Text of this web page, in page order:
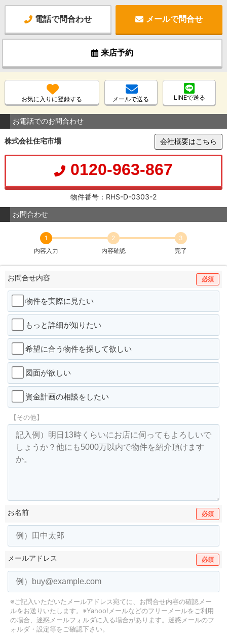
電話で問合わせ メールで問合せ
来店予約
お気に入りに登録する メールで送る LINEで送る
お電話でのお問合わせ
株式会社住宅市場 会社概要はこちら
0120-963-867
物件番号：RHS-D-0303-2
お問合わせ
1
内容入力
2
内容確認
3
完了
お問合せ内容 必須
物件を実際に見たい
もっと詳細が知りたい
希望に合う物件を探して欲しい
図面が欲しい
資金計画の相談をしたい
【その他】
お名前 必須
メールアドレス 必須
※ご記入いただいたメールアドレス宛てに、お問合せ内容の確認メー
ルをお送りいたします。 ※Yahoo!メールなどのフリーメールをご利用
の場合、迷惑メールフォルダに入る場合があります。 迷惑メールのフ
ォルダ・設定等をご確認下さい。